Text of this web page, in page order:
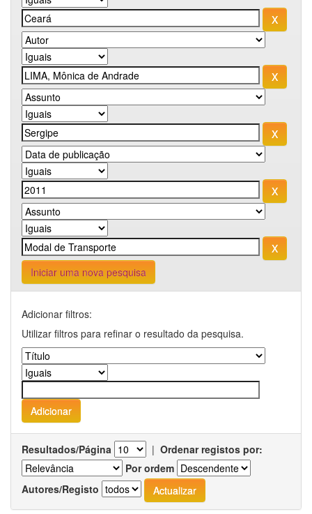
Iniciar uma nova pesquisa
Adicionar filtros:
Utilizar filtros para refinar o resultado da pesquisa.
Resultados/Página | Ordenar registos por:
Por ordem
Autores/Registo